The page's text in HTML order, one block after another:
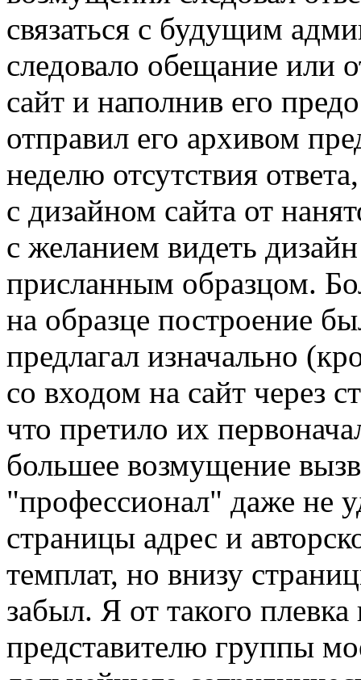
связаться с будущим
следовало обещание или
сайт и наполнив его
отправил его архивом
неделю отсутствия
с дизайном сайта от
с желанием видеть
присланным образцом.
на образце построение
предлагал изначально
со входом на сайт через
что претило их
большее возмущение
"профессионал" даже не
страницы адрес и
темплат, но внизу
забыл. Я от такого
представителю группы